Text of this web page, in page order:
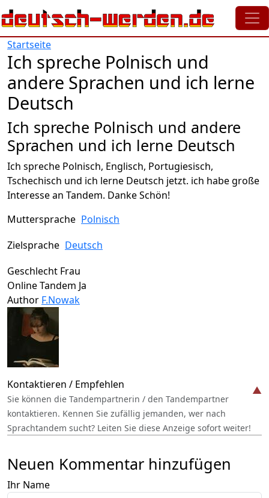
Direkt zum Inhalt
Startseite
Ich spreche Polnisch und
andere Sprachen und ich lerne
Deutsch
Ich spreche Polnisch und andere
Sprachen und ich lerne Deutsch
Ich spreche Polnisch, Englisch, Portugiesisch,
Tschechisch und ich lerne Deutsch jetzt. ich habe große
Interesse an Tandem. Danke Schön!
Muttersprache Polnisch
Zielsprache Deutsch
Geschlecht Frau
Online Tandem Ja
Author F.Nowak
Kontaktieren / Empfehlen
Sie können die Tandempartnerin / den Tandempartner
kontaktieren. Kennen Sie zufällig jemanden, wer nach
Sprachtandem sucht? Leiten Sie diese Anzeige sofort weiter!
Neuen Kommentar hinzufügen
Ihr Name